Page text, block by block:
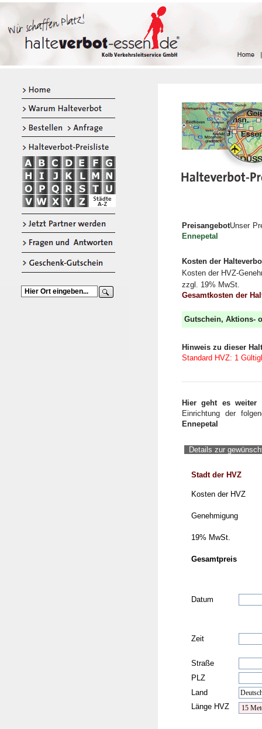
PreisangebotUnser
Ennepetal
Kosten der
Kosten der HVZ-
zzgl. 19% MwSt.
Gesamtkosten der
Gutschein, Aktions-
Hinweis zu dieser
Standard HVZ: 1
Hier geht es
Einrichtung der
Ennepetal